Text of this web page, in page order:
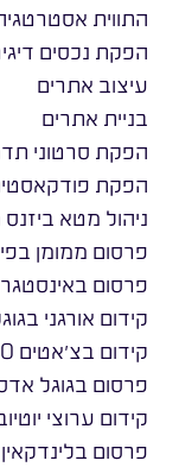
התווית
הפקת נכסים
עיצוב אתרים
בניית אתרים
הפקת סרטוני
הפקת
ניהול מטא ביזנס
פרסום ממומן
פרסום
קידום אורגני
קידום בצ׳אטים GEO
פרסום בגוגל
קידום ערוצי
פרסום בלינדקאין